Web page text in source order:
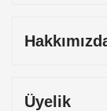
Üyelik